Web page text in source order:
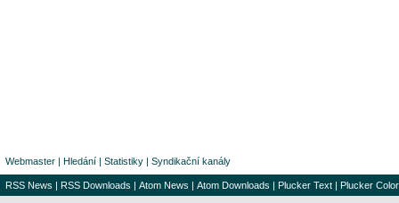
Webmaster | Hledání | Statistiky | Syndikační kanály
RSS News | RSS Downloads | Atom News | Atom Downloads | Plucker Text | Plucker Color